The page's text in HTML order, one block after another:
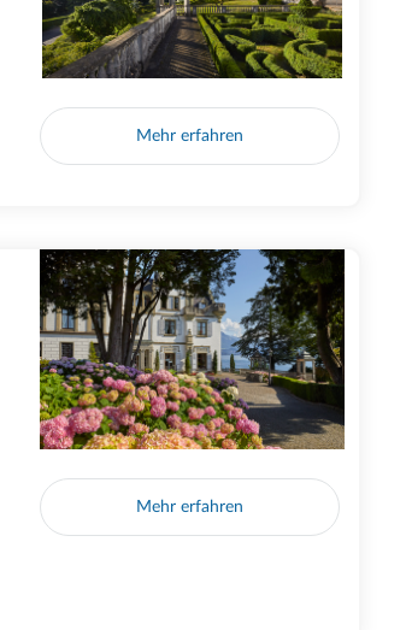
Mehr erfahren
Mehr erfahren